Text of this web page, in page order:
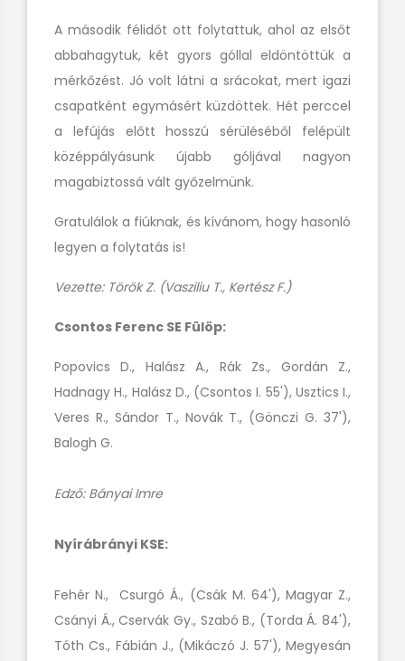
A második félidőt ott folytattuk, ahol az elsőt
abbahagytuk, két gyors góllal eldöntöttük a
mérkőzést. Jó volt látni a srácokat, mert igazi
csapatként egymásért küzdöttek. Hét perccel
a lefújás előtt hosszú sérüléséből felépült
középpályásunk újabb góljával nagyon
magabiztossá vált győzelmünk.
Gratulálok a fiúknak, és kívánom, hogy hasonló
legyen a folytatás is!
Vezette: Török Z. (Vasziliu T., Kertész F.)
Csontos Ferenc SE Fülöp:
Popovics D., Halász A., Rák Zs., Gordán Z.,
Hadnagy H., Halász D., (Csontos I. 55'), Usztics I.,
Veres R., Sándor T., Novák T., (Gönczi G. 37'),
Balogh G.
Edző: Bányai Imre
Nyírábrányi KSE:
Fehér N., Csurgó Á., (Csák M. 64'), Magyar Z.,
Csányi Á., Cservák Gy., Szabó B., (Torda Á. 84'),
Tóth Cs., Fábián J., (Mikáczó J. 57'), Megyesán